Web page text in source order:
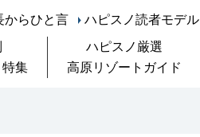
集
ハピスノ厳選
高原リゾートガイド
からひと言 ハピスノ読者モデル